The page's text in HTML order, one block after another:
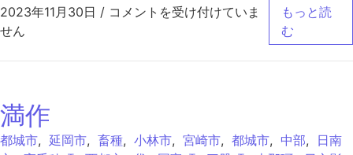
2023年11月30日 / 豚糞 は
コメントを受け付けていま
せん
もっと読
む
満作
都城市, 延岡市, 畜種, 小林市, 宮崎市, 都城市, 中部, 日南